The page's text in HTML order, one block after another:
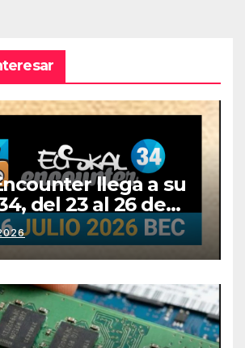
llega a su
del 23 al 26 de